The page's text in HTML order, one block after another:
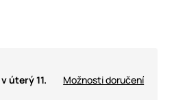
v úterý 11.
Možnosti doručení